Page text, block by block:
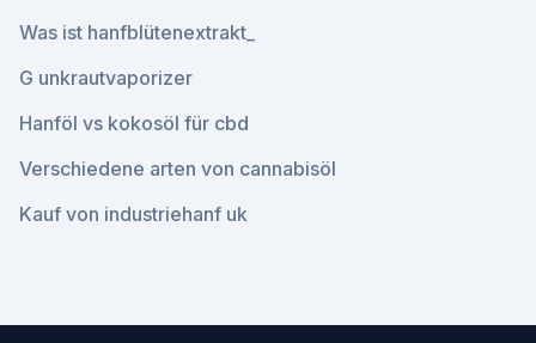
Was ist hanfblütenextrakt_
G unkrautvaporizer
Hanföl vs kokosöl für cbd
Verschiedene arten von cannabisöl
Kauf von industriehanf uk